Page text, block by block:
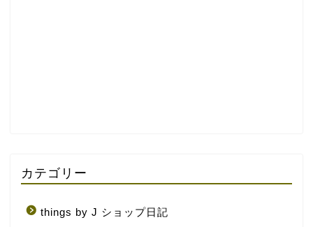
カテゴリー
things by J ショップ日記